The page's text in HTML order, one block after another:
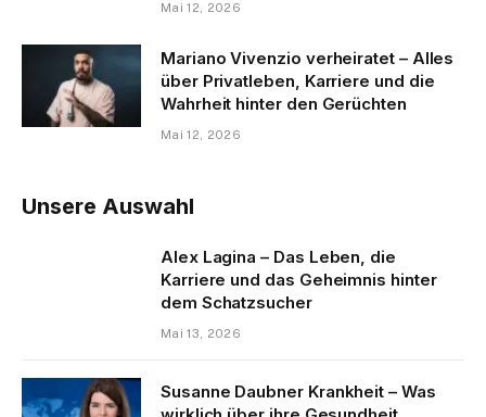
Mai 12, 2026
Mariano Vivenzio verheiratet – Alles
über Privatleben, Karriere und die
Wahrheit hinter den Gerüchten
Mai 12, 2026
Unsere Auswahl
Alex Lagina – Das Leben, die
Karriere und das Geheimnis hinter
dem Schatzsucher
Mai 13, 2026
Susanne Daubner Krankheit – Was